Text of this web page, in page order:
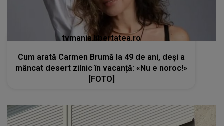
tvmania.libertatea.ro
Cum arată Carmen Brumă la 49 de ani, deși a
mâncat desert zilnic în vacanță: «Nu e noroc!»
[FOTO]